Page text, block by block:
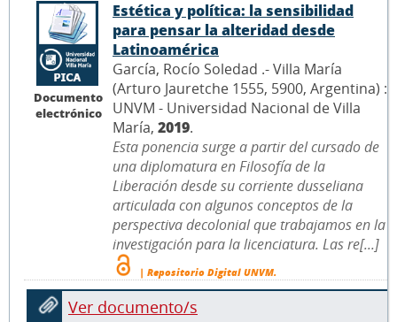
Documento
electrónico
Estética y política: la sensibilidad
para pensar la alteridad desde
Latinoamérica
García, Rocío Soledad .- Villa María
(Arturo Jauretche 1555, 5900, Argentina) :
UNVM - Universidad Nacional de Villa
María, 2019.
Esta ponencia surge a partir del cursado de
una diplomatura en Filosofía de la
Liberación desde su corriente dusseliana
articulada con algunos conceptos de la
perspectiva decolonial que trabajamos en la
investigación para la licenciatura. Las re[...]
| Repositorio Digital UNVM.
Ver documento/s